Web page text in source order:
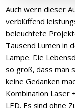
Auch wenn dieser
verblüffend
beleuchtete
Tausend Lumen in
Lampe. Die
so groß, dass man
keine Gedanken
Kombination Laser
LED. Es sind ohne